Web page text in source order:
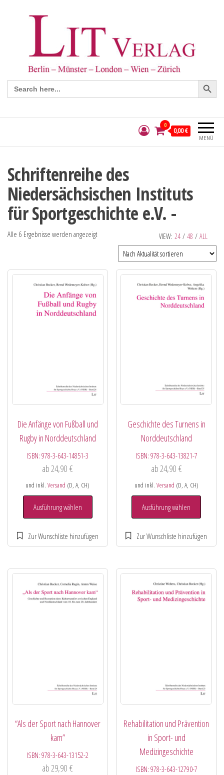
Search
for:
Search Button
MENÜ
0
0,00 €
Schriftenreihe des
Niedersächsischen Instituts
für Sportgeschichte e.V. -
VIEW: 24 / 48 / ALL
Alle 6 Ergebnisse werden angezeigt
Die Anfänge von Fußball und
Rugby in Norddeutschland
ISBN:978-3-643-14851-3
ab24,90€
und inkl.Versand (D, A, CH)
Ausführung wählen
Geschichte des Turnens in
Norddeutschland
ISBN: 978-3-643-13821-7
ab24,90 €
und inkl. Versand (D, A, CH)
Ausführung wählen
“Als der Sport nach Hannover
kam”
ISBN:978-3-643-13152-2
ab 29,90€
Rehabilitation und Prävention
in Sport- und
Medizingeschichte
ISBN: 978-3-643-12790-7